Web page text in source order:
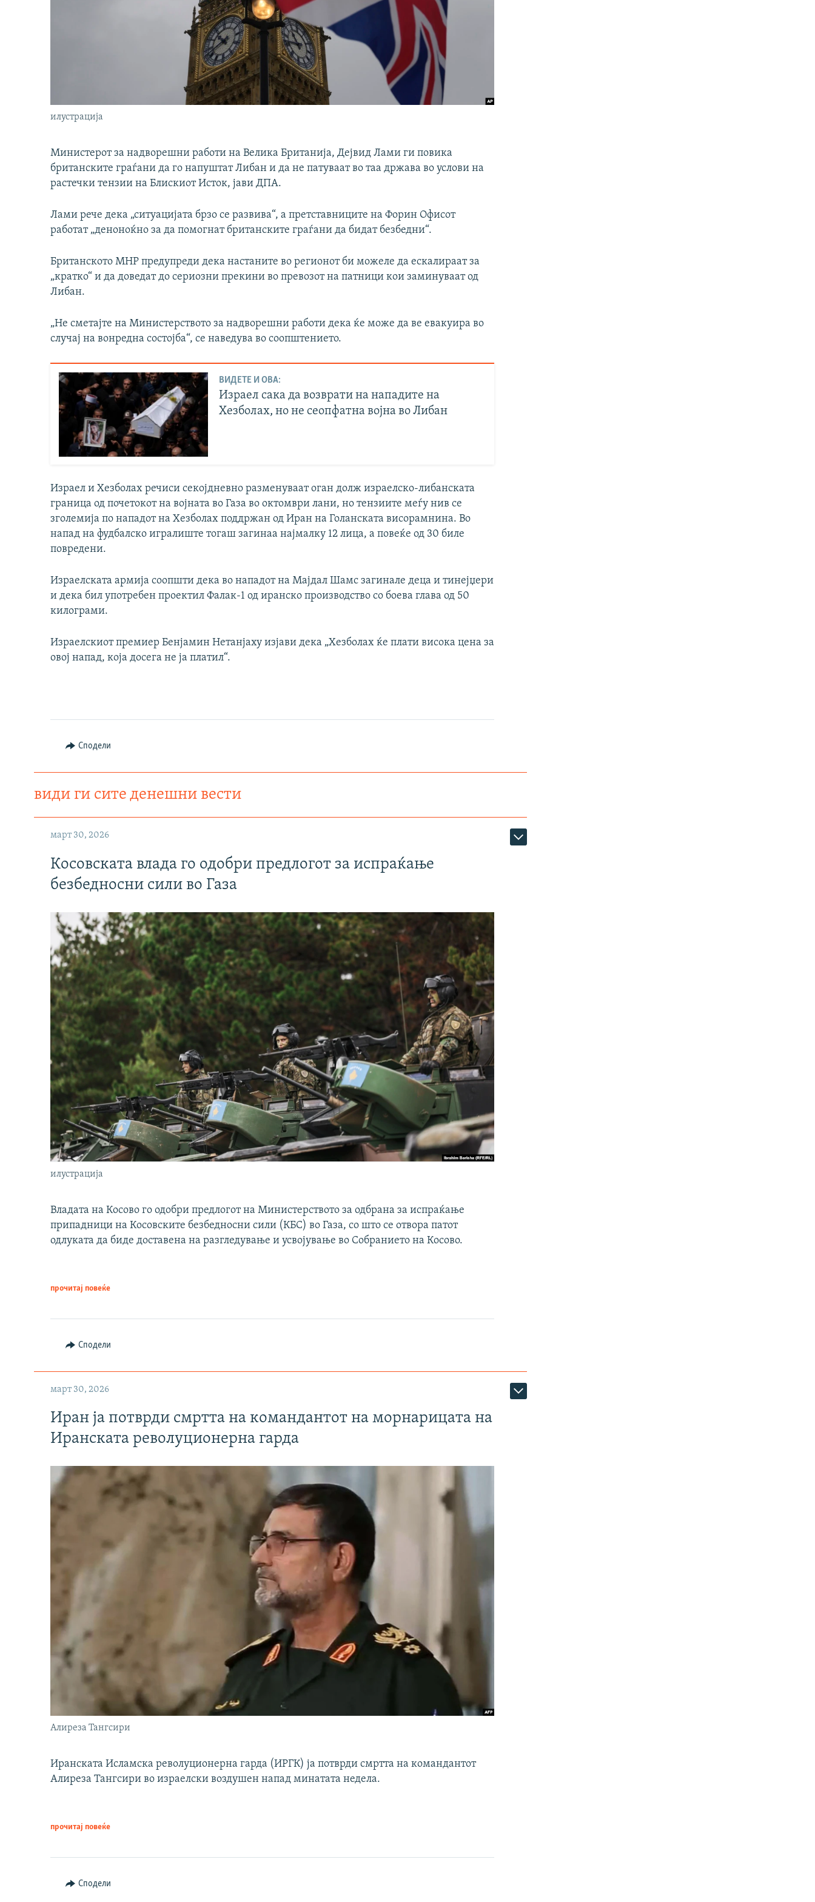
илустрација
Министерот за надворешни работи на Велика Британија, Дејвид Лами ги повика
британските граѓани да го напуштат Либан и да не патуваат во таа држава во услови на
растечки тензии на Блискиот Исток, јави ДПА.
Лами рече дека „ситуацијата брзо се развива“, а претставниците на Форин Офисот
работат „деноноќно за да помогнат британските граѓани да бидат безбедни“.
Британското МНР предупреди дека настаните во регионот би можеле да ескалираат за
„кратко“ и да доведат до сериозни прекини во превозот на патници кои заминуваат од
Либан.
„Не сметајте на Министерството за надворешни работи дека ќе може да ве евакуира во
случај на вонредна состојба“, се наведува во соопштението.
ВИДЕТЕ И ОВА:
Израел сака да возврати на нападите на
Хезболах, но не сеопфатна војна во Либан
Израел и Хезболах речиси секојдневно разменуваат оган долж израелско-либанската
граница од почетокот на војната во Газа во октомври лани, но тензиите меѓу нив се
зголемија по нападот на Хезболах поддржан од Иран на Голанската висорамнина. Во
напад на фудбалско игралиште тогаш загинаа најмалку 12 лица, а повеќе од 30 биле
повредени.
Израелската армија соопшти дека во нападот на Мајдал Шамс загинале деца и тинејџери
и дека бил употребен проектил Фалак-1 од иранско производство со боева глава од 50
килограми.
Израелскиот премиер Бенјамин Нетанјаху изјави дека „Хезболах ќе плати висока цена за
овој напад, која досега не ја платил“.
Сподели
види ги сите денешни вести
март 30, 2026
Косовската влада го одобри предлогот за испраќање
безбедносни сили во Газа
илустрација
Владата на Косово го одобри предлогот на Министерството за одбрана за испраќање
припадници на Косовските безбедносни сили (КБС) во Газа, со што се отвора патот
одлуката да биде доставена на разгледување и усвојување во Собранието на Косово.
прочитај повеќе
Сподели
март 30, 2026
Иран ја потврди смртта на командантот на морнарицата на
Иранската револуционерна гарда
Алиреза Тангсири
Иранската Исламска револуционерна гарда (ИРГК) ја потврди смртта на командантот
Алиреза Тангсири во израелски воздушен напад минатата недела.
прочитај повеќе
Сподели